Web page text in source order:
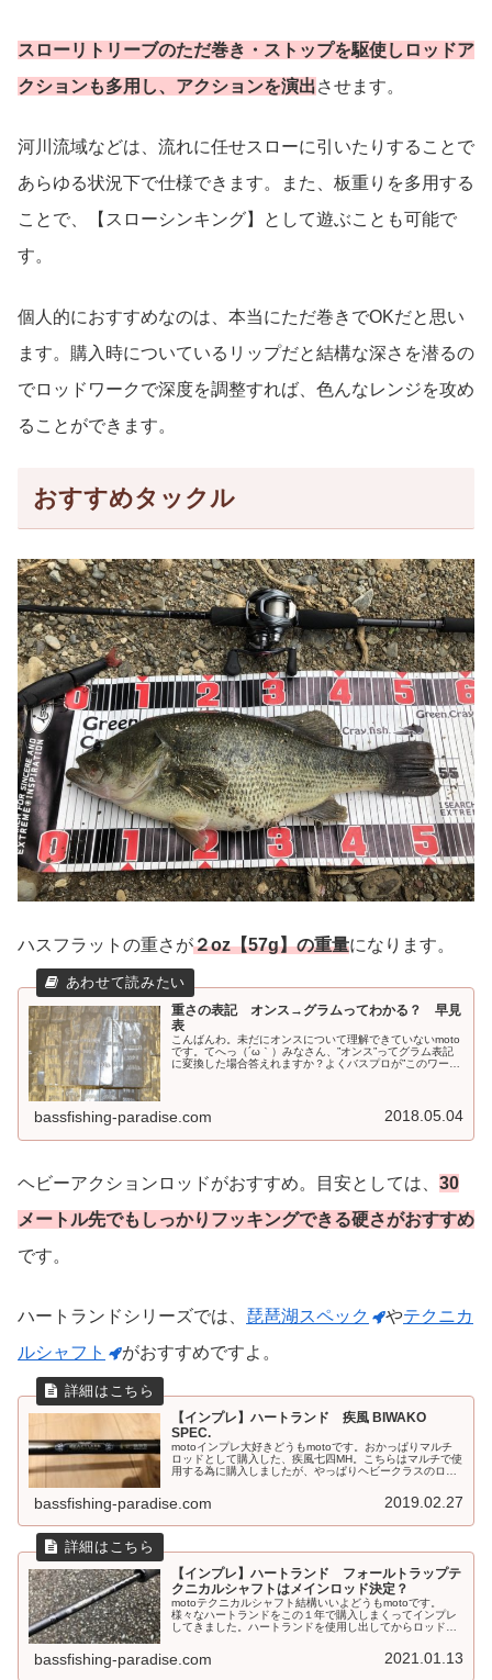
スローリトリーブのただ巻き・ストップを駆使しロッドア
クションも多用し、アクションを演出させます。
河川流域などは、流れに任せスローに引いたりすることで
あらゆる状況下で仕様できます。また、板重りを多用する
ことで、【スローシンキング】として遊ぶことも可能で
す。
個人的におすすめなのは、本当にただ巻きでOKだと思い
ます。購入時についているリップだと結構な深さを潜るの
でロッドワークで深度を調整すれば、色んなレンジを攻め
ることができます。
おすすめタックル
ハスフラットの重さが２oz【57g】の重量になります。
重さの表記 オンス→グラムってわかる？ 早見
表
こんばんわ。未だにオンスについて理解できていないmoto
です。てへっ（´ω｀）みなさん、”オンス”ってグラム表記
に変換した場合答えれますか？よくバスプロが”このワーム
bassfishing-paradise.com 2018.05.04
ヘビーアクションロッドがおすすめ。目安としては、 30
メートル先でもしっかりフッキングできる硬さがおすすめ
です。
ハートランドシリーズでは、 琵琶湖スペック やテクニカ
ルシャフト
がおすすめですよ。
【インプレ】ハートランド 疾風 BIWAKO
SPEC.
motoインプレ大好きどうもmotoです。おかっぱりマルチ
ロッドとして購入した、疾風七四MH。こちらはマルチで使
用する為に購入しましたが、やっぱりヘビークラスのロッ
bassfishing-paradise.com 2019.02.27
【インプレ】ハートランド フォールトラップテ
クニカルシャフトはメインロッド決定？
motoテクニカルシャフト結構いいよどうもmotoです。
様々なハートランドをこの１年で購入しまくってインプレ
してきました。ハートランドを使用し出してからロッドを
bassfishing-paradise.com 2021.01.13